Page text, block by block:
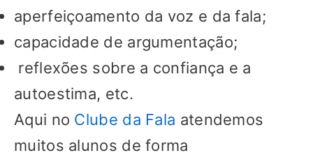
aperfeiçoamento da voz e da fala;
capacidade de argumentação;
reflexões sobre a confiança e a
autoestima, etc.
Aqui no Clube da Fala atendemos
muitos alunos de forma